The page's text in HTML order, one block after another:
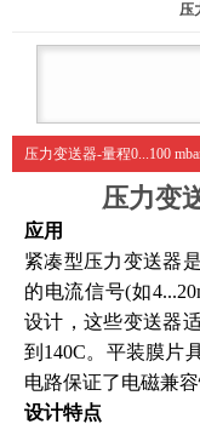
压
压力变送器-量程0...100
压力变
应用
紧凑型压力变送器
的电流信号(如
设计，这些变送器
到140C。平装膜片
电路保证了电磁兼容
设计特点